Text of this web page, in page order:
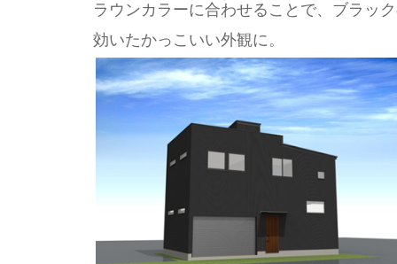
ラウンカラーに合わせることで、ブラッ
効いたかっこいい外観に。